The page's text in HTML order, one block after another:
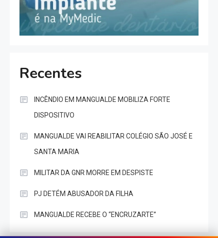
Recentes
INCÊNDIO EM MANGUALDE MOBILIZA FORTE
DISPOSITIVO
MANGUALDE VAI REABILITAR COLÉGIO SÃO JOSÉ E
SANTA MARIA
MILITAR DA GNR MORRE EM DESPISTE
PJ DETÉM ABUSADOR DA FILHA
MANGUALDE RECEBE O “ENCRUZARTE”